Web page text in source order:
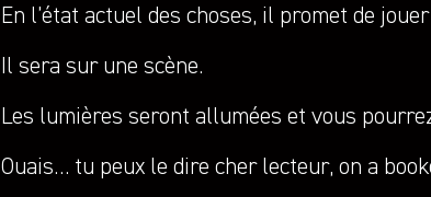
En l’état actuel des choses, il promet de
Il sera sur une scène.
Les lumières seront allumées et vous
Ouais… tu peux le dire cher lecteur, on a